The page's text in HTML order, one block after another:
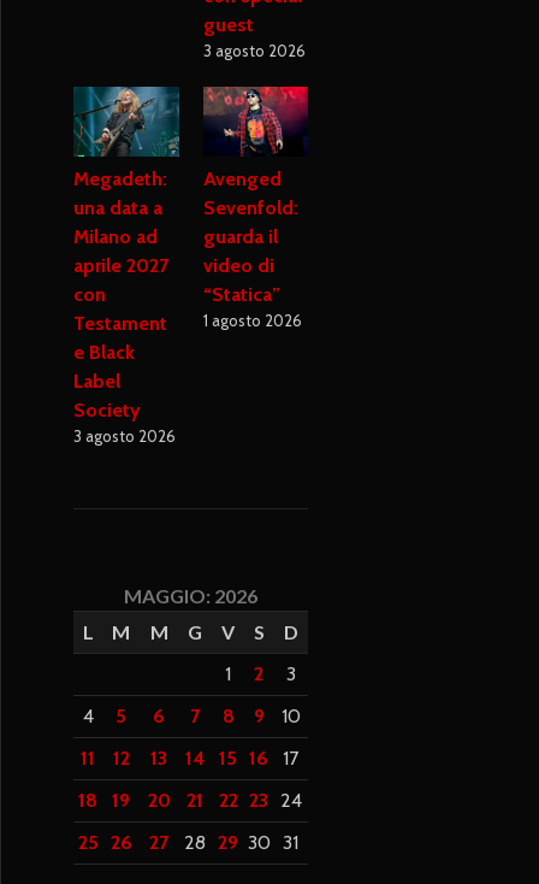
guest
3 agosto 2026
Megadeth:
una data a
Milano ad
aprile 2027
con
Testament
e Black
Label
Society
3 agosto 2026
Avenged
Sevenfold:
guarda il
video di
“Statica”
1 agosto 2026
MAGGIO: 2026
L
M M G V S
D
1
2
3
4
5 6 7 8 9
10
11
12 13 14 15 16
17
18
19 20 21 22 23
24
25 26 27 28 29 30 31